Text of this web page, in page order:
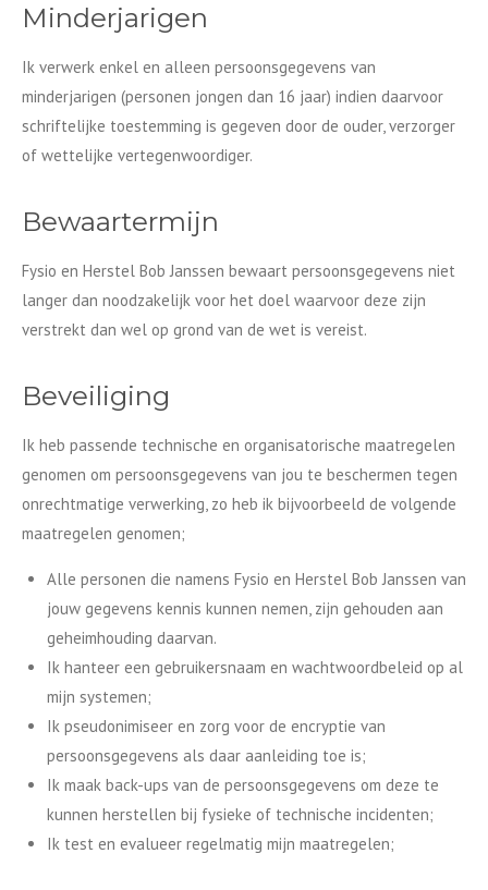
Minderjarigen
Ik verwerk enkel en alleen persoonsgegevens van
minderjarigen (personen jongen dan 16 jaar) indien daarvoor
schriftelijke toestemming is gegeven door de ouder, verzorger
of wettelijke vertegenwoordiger.
Bewaartermijn
Fysio en Herstel Bob Janssen bewaart persoonsgegevens niet
langer dan noodzakelijk voor het doel waarvoor deze zijn
verstrekt dan wel op grond van de wet is vereist.
Beveiliging
Ik heb passende technische en organisatorische maatregelen
genomen om persoonsgegevens van jou te beschermen tegen
onrechtmatige verwerking, zo heb ik bijvoorbeeld de volgende
maatregelen genomen;
Alle personen die namens Fysio en Herstel Bob Janssen van
jouw gegevens kennis kunnen nemen, zijn gehouden aan
geheimhouding daarvan.
Ik hanteer een gebruikersnaam en wachtwoordbeleid op al
mijn systemen;
Ik pseudonimiseer en zorg voor de encryptie van
persoonsgegevens als daar aanleiding toe is;
Ik maak back-ups van de persoonsgegevens om deze te
kunnen herstellen bij fysieke of technische incidenten;
Ik test en evalueer regelmatig mijn maatregelen;